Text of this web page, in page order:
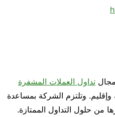
تداول العملات المشفرة
تقدم خدماتها لأكثر من 25 مليون مستخدم في أكثر من 100 دولة وإقليم. وتلتزم الشركة بمساعدة
من حلول التداول الممتازة.